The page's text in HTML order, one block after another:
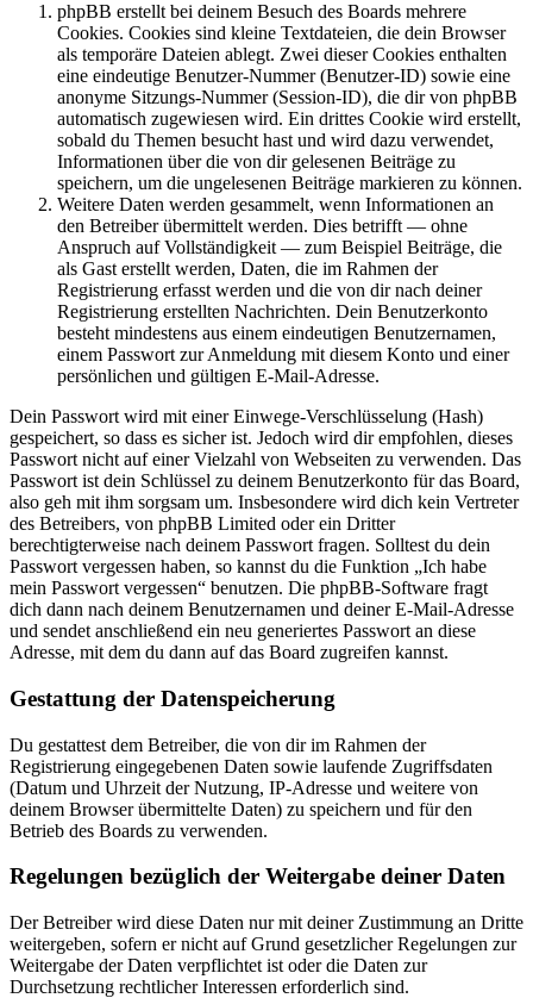
phpBB erstellt bei deinem Besuch des Boards mehrere
Cookies. Cookies sind kleine Textdateien, die dein Browser
als temporäre Dateien ablegt. Zwei dieser Cookies enthalten
eine eindeutige Benutzer-Nummer (Benutzer-ID) sowie eine
anonyme Sitzungs-Nummer (Session-ID), die dir von phpBB
automatisch zugewiesen wird. Ein drittes Cookie wird erstellt,
sobald du Themen besucht hast und wird dazu verwendet,
Informationen über die von dir gelesenen Beiträge zu
speichern, um die ungelesenen Beiträge markieren zu können.
Weitere Daten werden gesammelt, wenn Informationen an
den Betreiber übermittelt werden. Dies betrifft — ohne
Anspruch auf Vollständigkeit — zum Beispiel Beiträge, die
als Gast erstellt werden, Daten, die im Rahmen der
Registrierung erfasst werden und die von dir nach deiner
Registrierung erstellten Nachrichten. Dein Benutzerkonto
besteht mindestens aus einem eindeutigen Benutzernamen,
einem Passwort zur Anmeldung mit diesem Konto und einer
persönlichen und gültigen E-Mail-Adresse.
Dein Passwort wird mit einer Einwege-Verschlüsselung (Hash)
gespeichert, so dass es sicher ist. Jedoch wird dir empfohlen, dieses
Passwort nicht auf einer Vielzahl von Webseiten zu verwenden. Das
Passwort ist dein Schlüssel zu deinem Benutzerkonto für das Board,
also geh mit ihm sorgsam um. Insbesondere wird dich kein Vertreter
des Betreibers, von phpBB Limited oder ein Dritter
berechtigterweise nach deinem Passwort fragen. Solltest du dein
Passwort vergessen haben, so kannst du die Funktion „Ich habe
mein Passwort vergessen“ benutzen. Die phpBB-Software fragt
dich dann nach deinem Benutzernamen und deiner E-Mail-Adresse
und sendet anschließend ein neu generiertes Passwort an diese
Adresse, mit dem du dann auf das Board zugreifen kannst.
Gestattung der Datenspeicherung
Du gestattest dem Betreiber, die von dir im Rahmen der
Registrierung eingegebenen Daten sowie laufende Zugriffsdaten
(Datum und Uhrzeit der Nutzung, IP-Adresse und weitere von
deinem Browser übermittelte Daten) zu speichern und für den
Betrieb des Boards zu verwenden.
Regelungen bezüglich der Weitergabe deiner Daten
Der Betreiber wird diese Daten nur mit deiner Zustimmung an Dritte
weitergeben, sofern er nicht auf Grund gesetzlicher Regelungen zur
Weitergabe der Daten verpflichtet ist oder die Daten zur
Durchsetzung rechtlicher Interessen erforderlich sind.